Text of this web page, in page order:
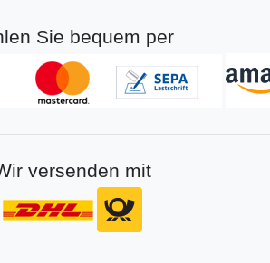
Sie bequem per
versenden mit